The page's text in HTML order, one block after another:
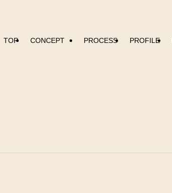
TOP CONCEPT PROCESS PROFILE